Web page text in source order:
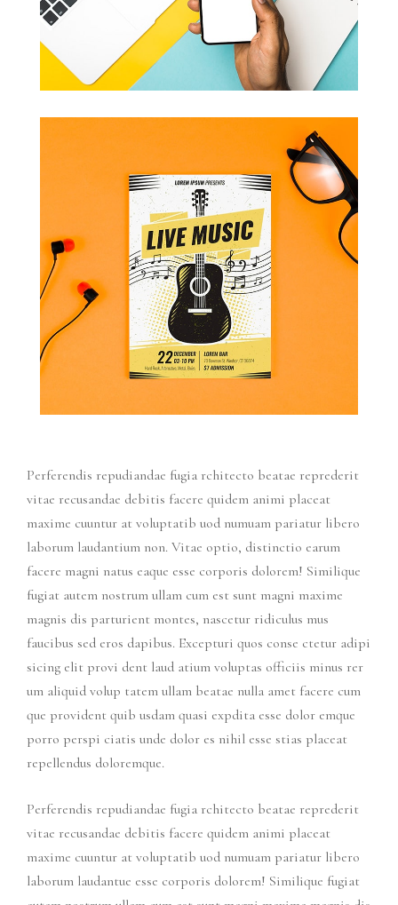
Perferendis repudiandae fugia rchitecto beatae reprederit
vitae recusandae debitis facere quidem animi placeat
maxime cuuntur at voluptatib uod numuam pariatur libero
laborum laudantium non. Vitae optio, distinctio earum
facere magni natus eaque esse corporis dolorem! Similique
fugiat autem nostrum ullam cum est sunt magni maxime
magnis dis parturient montes, nascetur ridiculus mus
faucibus sed eros dapibus. Excepturi quos conse ctetur adipi
sicing elit provi dent laud atium voluptas officiis minus rer
um aliquid volup tatem ullam beatae nulla amet facere cum
que provident quib usdam quasi expdita esse dolor emque
porro perspi ciatis unde dolor es nihil esse stias placeat
repellendus doloremque.
Perferendis repudiandae fugia rchitecto beatae reprederit
vitae recusandae debitis facere quidem animi placeat
maxime cuuntur at voluptatib uod numuam pariatur libero
laborum laudantue esse corporis dolorem! Similique fugiat